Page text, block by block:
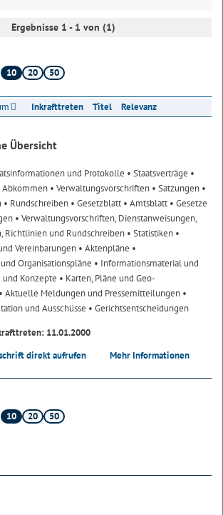
Ergebnisse 1 - 1 von (1)
10 20 50
Inkrafttreten Titel Relevanz
Übersicht
und Protokolle • Staatsverträge •
Abkommen • Verwaltungsvorschriften • Satzungen •
• Rundschreiben • Gesetzblatt• Amtsblatt• Gesetze
• Verwaltungsvorschriften, Dienstanweisungen,
Richtlinien und Rundschreiben • Statistiken •
Vereinbarungen • Aktenpläne •
Organisationspläne • Informationsmaterial und
und Konzepte • Karten, Pläne und Geo-
• Aktuelle Meldungen und Pressemitteilungen •
und Ausschüsse • Gerichtsentscheidungen
11.01.2000
direkt aufrufen Mehr Informationen
10 20 50